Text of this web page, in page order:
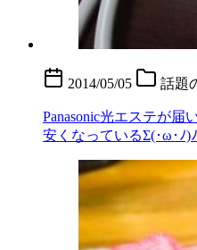
2014/05/05 話題
Panasonic光エステが届
安くなっているΣ(･ω･ﾉ)ﾉ